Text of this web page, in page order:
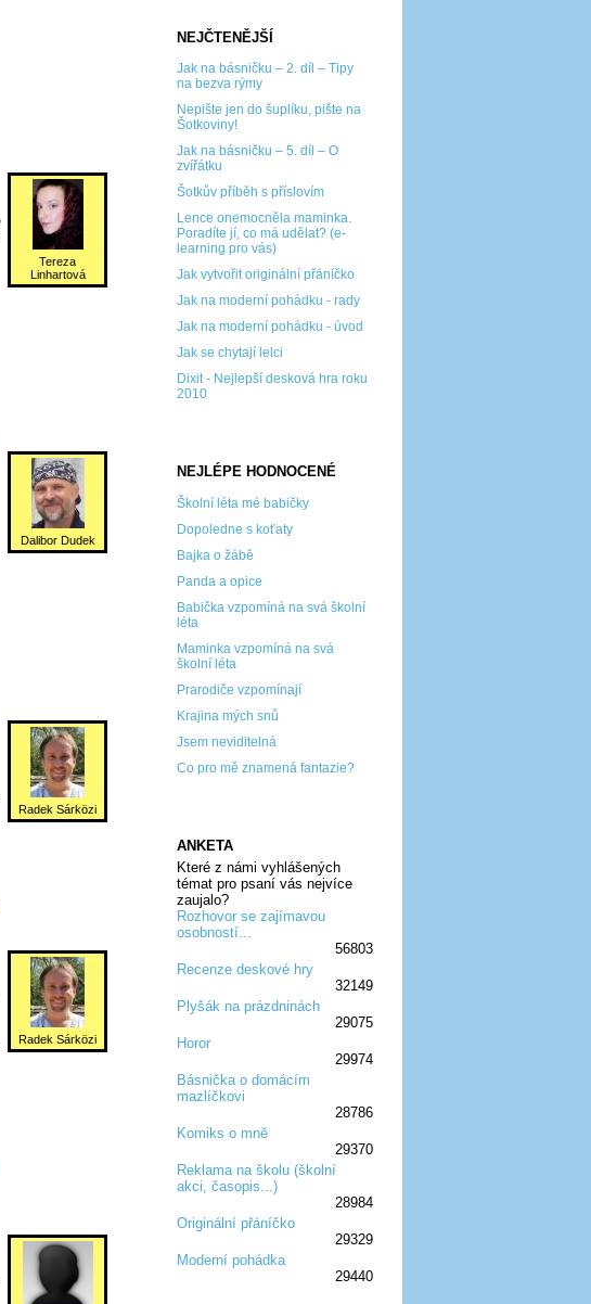
NEJČTENĚJŠÍ
Jak na básničku – 2. díl – Tipy
na bezva rýmy
Nepište jen do šuplíku, pište na
Šotkoviny!
Jak na básničku – 5. díl – O
zvířátku
Šotkův příběh s příslovím
Lence onemocněla maminka.
Poradíte jí, co má udělat? (e-
learning pro vás)
Jak vytvořit originální přáníčko
Jak na moderní pohádku - rady
Jak na moderní pohádku - úvod
Jak se chytají lelci
Dixit - Nejlepší desková hra roku
2010
NEJLÉPE HODNOCENÉ
Školní léta mé babičky
Dopoledne s koťaty
Bajka o žábě
Panda a opice
Babička vzpomíná na svá školní
léta
Maminka vzpomíná na svá
školní léta
Prarodiče vzpomínají
Krajina mých snů
Jsem neviditelná
Co pro mě znamená fantazie?
ANKETA
Které z námi vyhlášených
témat pro psaní vás nejvíce
zaujalo?
Rozhovor se zajímavou
osobností...
56803
Recenze deskové hry
32149
Plyšák na prázdninách
29075
Horor
29974
Básnička o domácím
mazlíčkovi
28786
Komiks o mně
29370
:D
Reklama na školu (školní
akci, časopis...)
28984
Originální přáníčko
29329
Moderní pohádka
29440
Tereza
Linhartová
Dalibor Dudek
Radek Sárközi
Radek Sárközi